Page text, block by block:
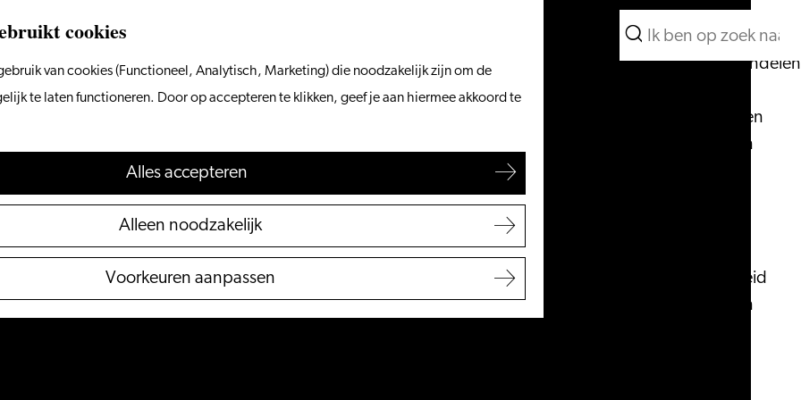
cookies
van cookies (Functioneel, Analytisch, Marketing) die noodzakelijk zijn om de
te laten functioneren. Door op accepteren te klikken, geef je aan hiermee akkoord te
Alles accepteren
Alleen noodzakelijk
Voorkeuren aanpassen
Menu
Zoeken
Wat te doen
Vanaf het water
Fietsen & wandelen
Eten & drinken
Met kinderen
Bereikbaarheid
Overnachten
Zoeken